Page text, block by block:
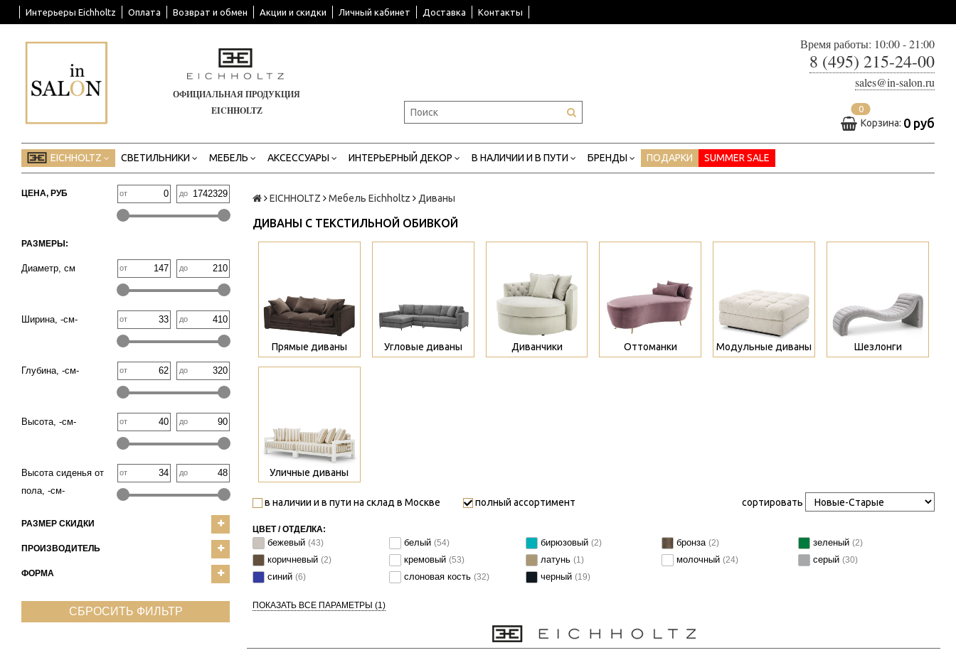
Интерьеры Eichholtz Оплата Возврат и обмен Акции и скидки Личный кабинет Доставка Контакты
ОФИЦИАЛЬНАЯ ПРОДУКЦИЯ
EICHHOLTZ
Время работы: 10:00 - 21:00
8 (495) 215-24-00
sales@in-salon.ru
0
Корзина: 0 руб
EICHHOLTZ СВЕТИЛЬНИКИ МЕБЕЛЬ АКСЕССУАРЫ ИНТЕРЬЕРНЫЙ ДЕКОР В НАЛИЧИИ И В ПУТИ БРЕНДЫ ПОДАРКИ SUMMER SALE
ЦЕНА, РУБ от до
РАЗМЕРЫ:
Диаметр, см от до
Ширина, -см- от до
Глубина, -см- от до
Высота, -см- от до
Высота сиденья от
пола, -см-
от до
РАЗМЕР СКИДКИ
ПРОИЗВОДИТЕЛЬ
ФОРМА
СБРОСИТЬ ФИЛЬТР
EICHHOLTZ Мебель Eichholtz Диваны
ДИВАНЫ С ТЕКСТИЛЬНОЙ ОБИВКОЙ
Прямые диваны Угловые диваны Диванчики Оттоманки Модульные диваны Шезлонги
Уличные диваны
в наличии и в пути на склад в Москве полный ассортимент сортировать
ЦВЕТ / ОТДЕЛКА:
бежевый (43) белый (54) бирюзовый (2) бронза(2) зеленый(2)
коричневый (2) кремовый (53) латунь (1) молочный(24) серый(30)
синий (6) слоновая кость (32) черный (19)
ПОКАЗАТЬ ВСЕ ПАРАМЕТРЫ (1)